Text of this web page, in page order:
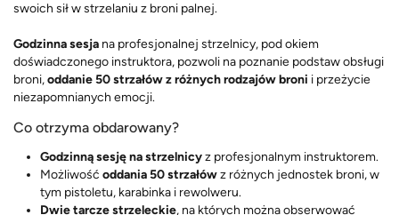
swoich sił w strzelaniu z broni palnej.
Godzinna sesja na profesjonalnej strzelnicy, pod okiem
doświadczonego instruktora, pozwoli na poznanie podstaw obsługi
broni,oddanie 50 strzałów z różnych rodzajów broni i przeżycie
niezapomnianych emocji.
Co otrzyma obdarowany?
Godzinną sesję na strzelnicyz profesjonalnym instruktorem.
Możliwość oddania 50 strzałówz różnych jednostek broni, w
tym pistoletu, karabinka i rewolweru.
Dwie tarcze strzeleckie, na których można obserwować